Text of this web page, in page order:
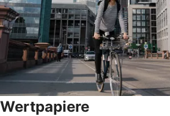
Wertpapiere